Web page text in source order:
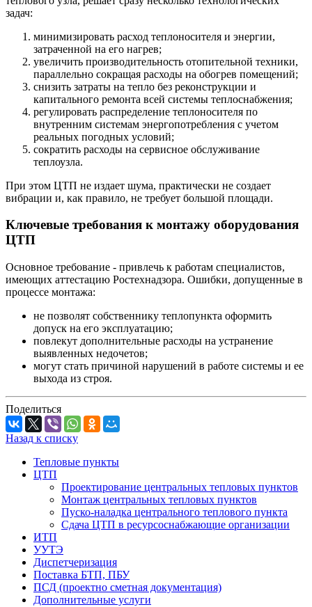
задач:
минимизировать расход теплоносителя и энергии,
затраченной на его нагрев;
увеличить производительность отопительной техники,
параллельно сокращая расходы на обогрев помещений;
снизить затраты на тепло без реконструкции и
капитального ремонта всей системы теплоснабжения;
регулировать распределение теплоносителя по
внутренним системам энергопотребления с учетом
реальных погодных условий;
сократить расходы на сервисное обслуживание
теплоузла.
При этом ЦТП не издает шума, практически не создает
вибрации и, как правило, не требует большой площади.
Ключевые требования к монтажу оборудования
ЦТП
Основное требование - привлечь к работам специалистов,
имеющих аттестацию Ростехнадзора. Ошибки, допущенные в
процессе монтажа:
не позволят собственнику теплопункта оформить
допуск на его эксплуатацию;
повлекут дополнительные расходы на устранение
выявленных недочетов;
могут стать причиной нарушений в работе системы и ее
выхода из строя.
Поделиться
Назад к списку
Тепловые пункты
ЦТП
Проектирование центральных тепловых пунктов
Монтаж центральных тепловых пунктов
Пуско-наладка центрального теплового пункта
Сдача ЦТП в ресурсоснабжающие организации
ИТП
УУТЭ
Диспетчеризация
Поставка БТП, ПБУ
ПСД (проектно сметная документация)
Дополнительные услуги